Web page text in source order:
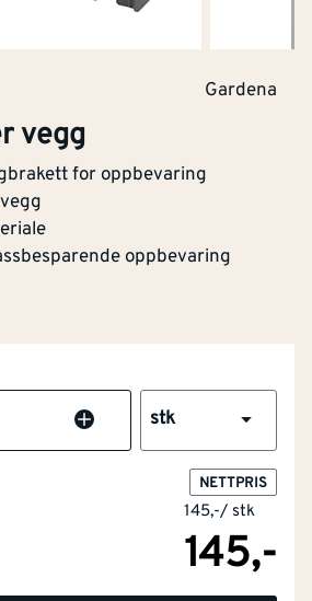
Gardena
vegg
for oppbevaring
oppbevaring
stk
NETTPRIS
145,-/ stk
145,-